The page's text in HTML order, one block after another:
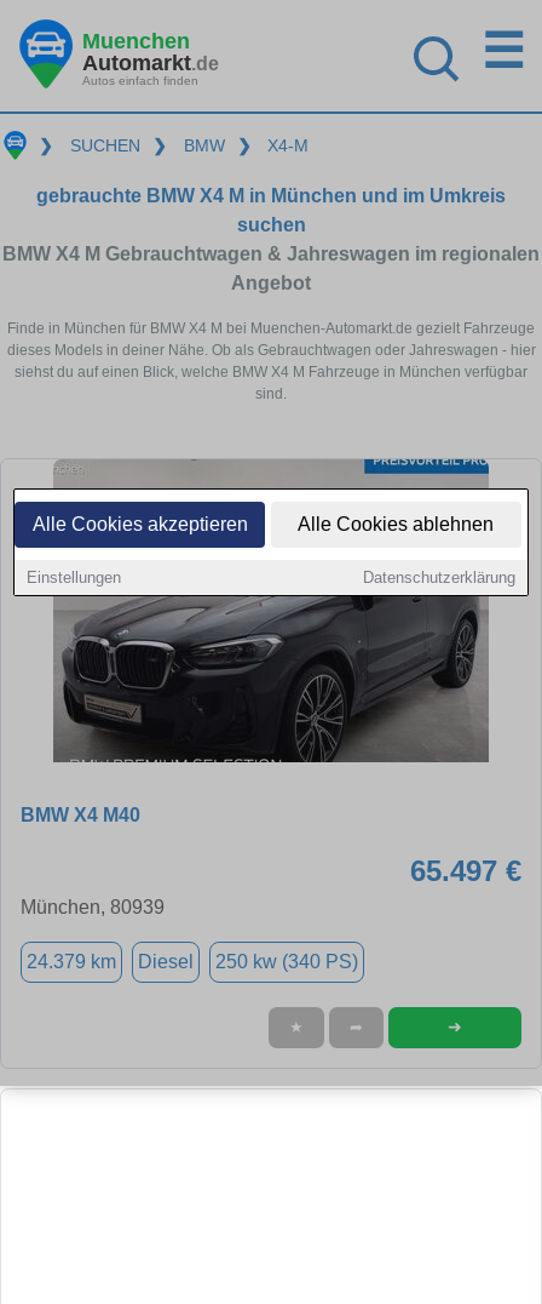
Alle Cookies akzeptieren Alle Cookies ablehnen
Einstellungen Datenschutzerklärung
Muenchen
Automarkt.de
Autos einfach finden
☰
❯ SUCHEN ❯ BMW ❯ X4-M
gebrauchte BMW X4 M in München und im Umkreis
suchen
BMW X4 M Gebrauchtwagen & Jahreswagen im regionalen
Angebot
Finde in München für BMW X4 M bei Muenchen-Automarkt.de gezielt Fahrzeuge
dieses Models in deiner Nähe. Ob als Gebrauchtwagen oder Jahreswagen - hier
siehst du auf einen Blick, welche BMW X4 M Fahrzeuge in München verfügbar
sind.
BMW X4 M40
65.497 €
München, 80939
24.379 km Diesel 250 kw (340 PS)
★ ➦ ➜